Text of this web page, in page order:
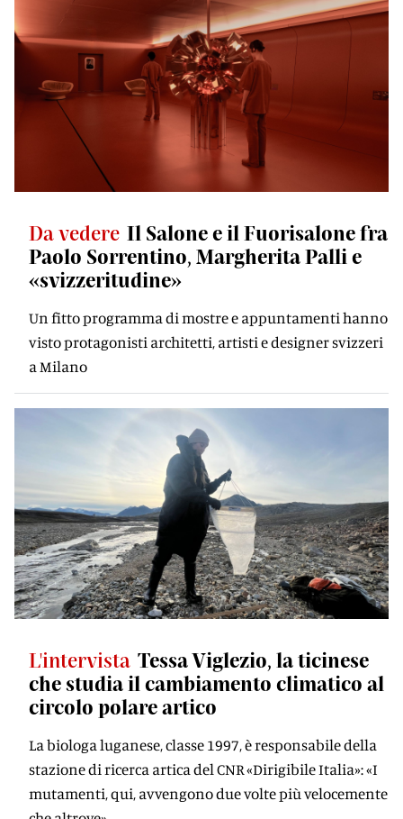
Da vedere Il Salone e il Fuorisalone fra
Paolo Sorrentino, Margherita Palli e
«svizzeritudine»
Un fitto programma di mostre e appuntamenti hanno
visto protagonisti architetti, artisti e designer svizzeri
a Milano
L'intervista Tessa Viglezio, la ticinese
che studia il cambiamento climatico al
circolo polare artico
La biologa luganese, classe 1997, è responsabile della
stazione di ricerca artica del CNR «Dirigibile Italia»: «I
mutamenti, qui, avvengono due volte più velocemente